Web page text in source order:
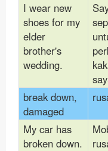
I wear new
shoes for my
elder
brother's
wedding.
break down,
damaged
My car has
broken down.